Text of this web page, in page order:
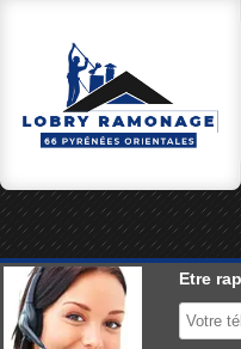
Etre